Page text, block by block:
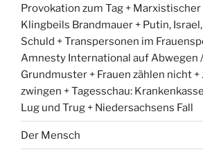
Provokation zum Tag +
Klingbeils Brandmauer + Putin,
Schuld + Transpersonen im
Amnesty International auf Abwegen
Grundmuster + Frauen zählen nicht +
zwingen + Tagesschau:
Lug und Trug + Niedersachsens Fall
Der Mensch